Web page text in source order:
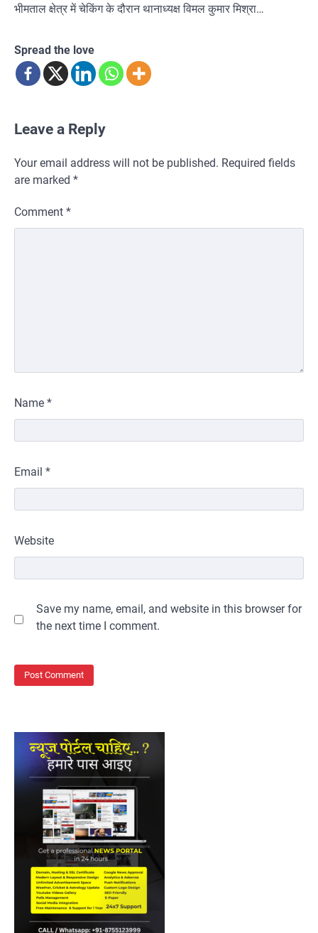
भीमताल क्षेत्र में चेकिंग के दौरान थानाध्यक्ष विमल कुमार मिश्रा…
Spread the love
Leave a Reply
Your email address will not be published. Required fields
are marked *
Comment *
Name *
Email *
Website
Save my name, email, and website in this browser for
the next time I comment.